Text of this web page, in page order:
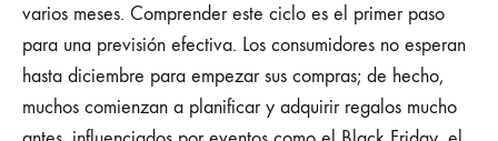
varios meses. Comprender este ciclo es el primer paso
para una previsión efectiva. Los consumidores no esperan
hasta diciembre para empezar sus compras; de hecho,
muchos comienzan a planificar y adquirir regalos mucho